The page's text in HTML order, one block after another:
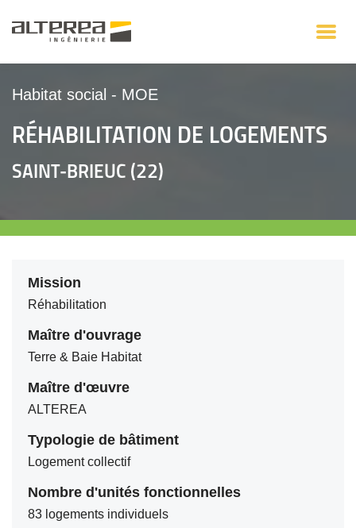
Habitat social - MOE
RÉHABILITATION DE LOGEMENTS
SAINT-BRIEUC (22)
Mission
Réhabilitation
Maître d'ouvrage
Terre & Baie Habitat
Maître d'œuvre
ALTEREA
Typologie de bâtiment
Logement collectif
Nombre d'unités fonctionnelles
83 logements individuels